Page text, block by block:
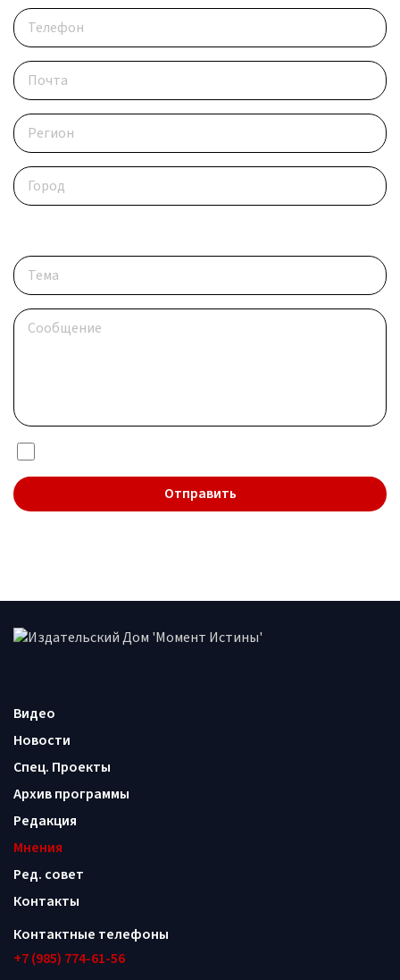
Видео
Новости
Спец. Проекты
Архив программы
Редакция
Мнения
Ред. совет
Контакты
Контактные телефоны
+7 (985) 774-61-56